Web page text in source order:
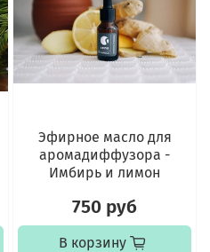
Эфирное масло для
аромадиффузора -
Имбирь и лимон
750 руб
В корзину